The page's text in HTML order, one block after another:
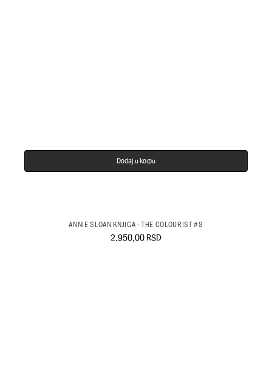
Dodaj u korpu
ANNIE SLOAN KNJIGA - THE COLOURIST #8
2.950,00RSD